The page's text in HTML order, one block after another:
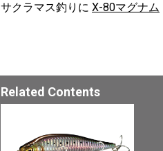
サクラマス釣りに X-80マグナム
Related Contents